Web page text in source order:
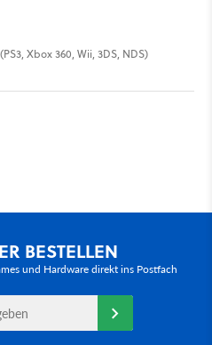
Xbox 360, Wii, 3DS, NDS)
BESTELLEN
und Hardware direkt ins Postfach